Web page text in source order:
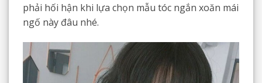
phải hối hận khi lựa chọn mẫu tóc ngắn xoăn mái
ngố này đâu nhé.